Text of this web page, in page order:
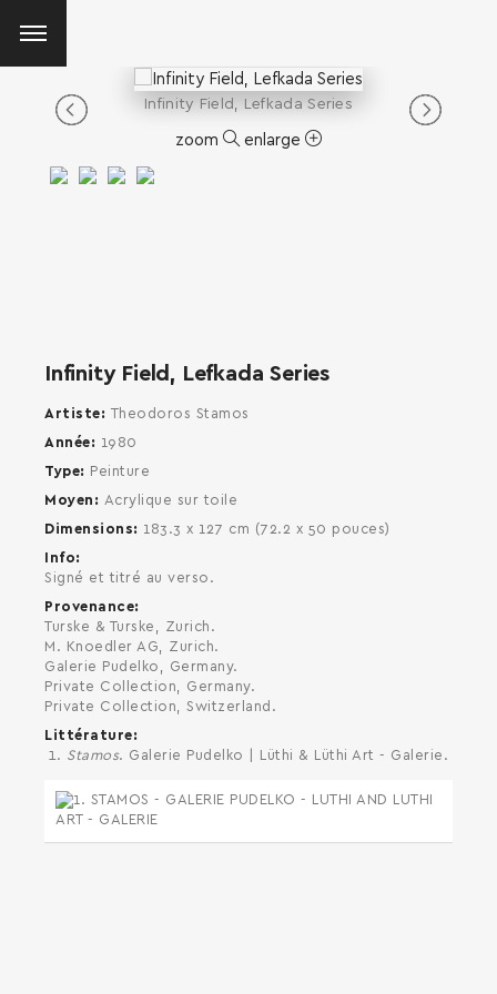
Infinity Field, Lefkada Series
zoom enlarge
Infinity Field, Lefkada Series
Artiste
Theodoros Stamos
Année
1980
Type
Peinture
Moyen
Acrylique sur toile
Dimensions
183.3 x 127 cm (72.2 x 50 pouces)
Info
Signé et titré au verso.
Provenance
Turske & Turske, Zurich.
M. Knoedler AG, Zurich.
Galerie Pudelko, Germany.
Private Collection, Germany.
Private Collection, Switzerland.
Littérature
Stamos. Galerie Pudelko | Lüthi & Lüthi Art - Galerie.